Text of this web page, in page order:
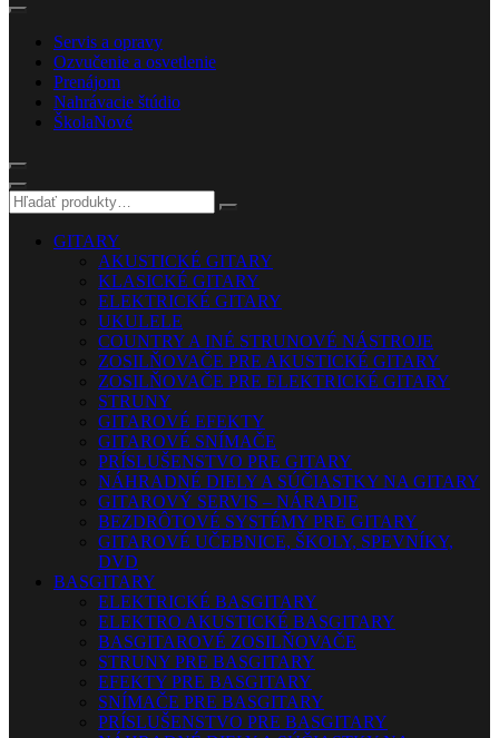
Servis a opravy
Ozvučenie a osvetlenie
Prenájom
Nahrávacie štúdio
ŠkolaNové
GITARY
AKUSTICKÉ GITARY
KLASICKÉ GITARY
ELEKTRICKÉ GITARY
UKULELE
COUNTRY A INÉ STRUNOVÉ NÁSTROJE
ZOSILŇOVAČE PRE AKUSTICKÉ GITARY
ZOSILŇOVAČE PRE ELEKTRICKÉ GITARY
STRUNY
GITAROVÉ EFEKTY
GITAROVÉ SNÍMAČE
PRÍSLUŠENSTVO PRE GITARY
NÁHRADNÉ DIELY A SÚČIASTKY NA GITARY
GITAROVÝ SERVIS – NÁRADIE
BEZDRÔTOVÉ SYSTÉMY PRE GITARY
GITAROVÉ UČEBNICE, ŠKOLY, SPEVNÍKY,
DVD
BASGITARY
ELEKTRICKÉ BASGITARY
ELEKTRO AKUSTICKÉ BASGITARY
BASGITAROVÉ ZOSILŇOVAČE
STRUNY PRE BASGITARY
EFEKTY PRE BASGITARY
SNÍMAČE PRE BASGITARY
PRÍSLUŠENSTVO PRE BASGITARY